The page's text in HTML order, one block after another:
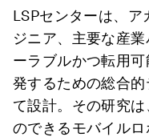
LSPセンターは、
ジニア、主要な産
ーラブルかつ転用
発するための総合
て設計。その研究
のできるモバイル